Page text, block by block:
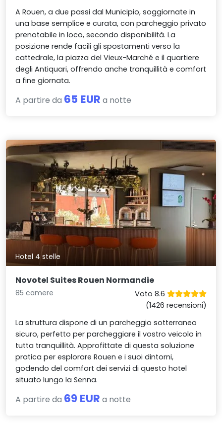
A Rouen, a due passi dal Municipio, soggiornate in
una base semplice e curata, con parcheggio privato
prenotabile in loco, secondo disponibilità. La
posizione rende facili gli spostamenti verso la
cattedrale, la piazza del Vieux-Marché e il quartiere
degli Antiquari, offrendo anche tranquillità e comfort
a fine giornata.
A partire da 65 EUR a notte
Hotel 4 stelle
Novotel Suites Rouen Normandie
85 camere
Voto 8.6
(1426 recensioni)
La struttura dispone di un parcheggio sotterraneo
sicuro, perfetto per parcheggiare il vostro veicolo in
tutta tranquillità. Approfittate di questa soluzione
pratica per esplorare Rouen e i suoi dintorni,
godendo del comfort dei servizi di questo hotel
situato lungo la Senna.
A partire da 69 EUR a notte